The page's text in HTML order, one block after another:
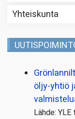
Yhteiskunta
öljy-yhtiö
Lähde: YLE